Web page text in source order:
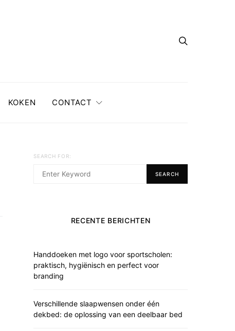
KOKEN CONTACT
SEARCH FOR:
SEARCH
RECENTE BERICHTEN
Handdoeken met logo voor sportscholen:
praktisch, hygiënisch en perfect voor
branding
Verschillende slaapwensen onder één
dekbed: de oplossing van een deelbaar bed